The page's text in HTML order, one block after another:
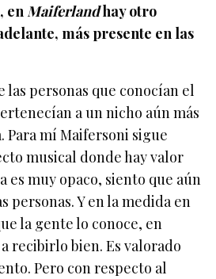
en Maiferlandhay otro
más presente en las
las personas que conocían el
a un nicho aún más
Para mí Maifersoni sigue
musical donde hay valor
es muy opaco, siento que aún
personas. Y en la medida en
la gente lo conoce, en
recibirlo bien. Es valorado
Pero con respecto al